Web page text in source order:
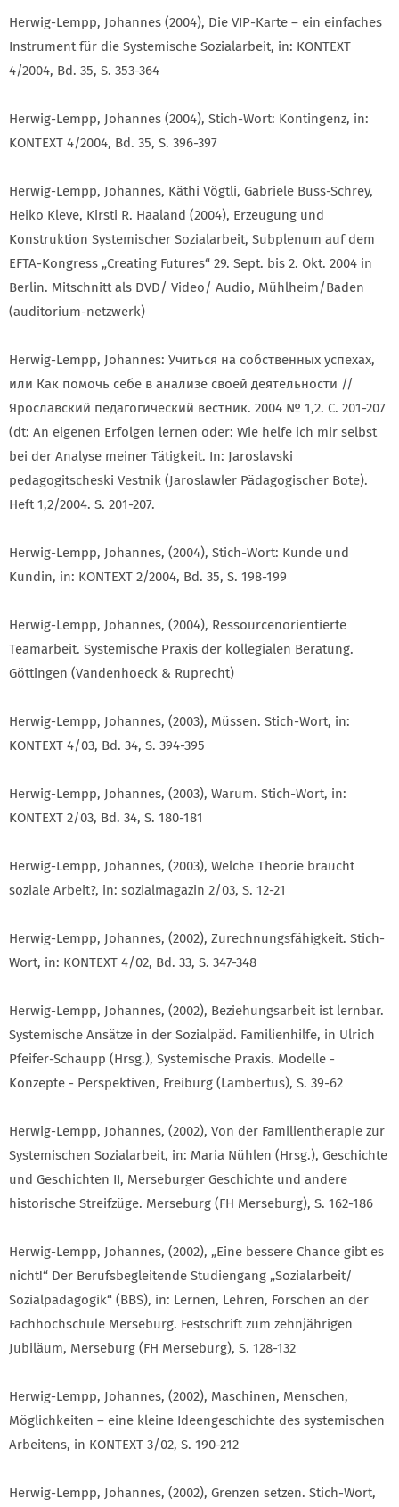
Herwig-Lempp, Johannes (2004), Die VIP-Karte – ein einfaches
Instrument für die Systemische Sozialarbeit, in: KONTEXT
4/2004, Bd. 35, S. 353-364
Herwig-Lempp, Johannes (2004), Stich-Wort: Kontingenz, in:
KONTEXT 4/2004, Bd. 35, S. 396-397
Herwig-Lempp, Johannes, Käthi Vögtli, Gabriele Buss-Schrey,
Heiko Kleve, Kirsti R. Haaland (2004), Erzeugung und
Konstruktion Systemischer Sozialarbeit, Subplenum auf dem
EFTA-Kongress „Creating Futures“ 29. Sept. bis 2. Okt. 2004 in
Berlin. Mitschnitt als DVD/ Video/ Audio, Mühlheim/Baden
(auditorium-netzwerk)
Herwig-Lempp, Johannes: Учиться на собственных успехах,
или Как помочь себе в анализе своей деятельности //
Ярославский педагогический вестник. 2004 № 1,2. С. 201-207
(dt: An eigenen Erfolgen lernen oder: Wie helfe ich mir selbst
bei der Analyse meiner Tätigkeit. In: Jaroslavski
pedagogitscheski Vestnik (Jaroslawler Pädagogischer Bote).
Heft 1,2/2004. S. 201-207.
Herwig-Lempp, Johannes, (2004), Stich-Wort: Kunde und
Kundin, in: KONTEXT 2/2004, Bd. 35, S. 198-199
Herwig-Lempp, Johannes, (2004), Ressourcenorientierte
Teamarbeit. Systemische Praxis der kollegialen Beratung.
Göttingen (Vandenhoeck & Ruprecht)
Herwig-Lempp, Johannes, (2003), Müssen. Stich-Wort, in:
KONTEXT 4/03, Bd. 34, S. 394-395
Herwig-Lempp, Johannes, (2003), Warum. Stich-Wort, in:
KONTEXT 2/03, Bd. 34, S. 180-181
Herwig-Lempp, Johannes, (2003), Welche Theorie braucht
soziale Arbeit?, in: sozialmagazin 2/03, S. 12-21
Herwig-Lempp, Johannes, (2002), Zurechnungsfähigkeit. Stich-
Wort, in: KONTEXT 4/02, Bd. 33, S. 347-348
Herwig-Lempp, Johannes, (2002), Beziehungsarbeit ist lernbar.
Systemische Ansätze in der Sozialpäd. Familienhilfe, in Ulrich
Pfeifer-Schaupp (Hrsg.), Systemische Praxis. Modelle -
Konzepte - Perspektiven, Freiburg (Lambertus), S. 39-62
Herwig-Lempp, Johannes, (2002), Von der Familientherapie zur
Systemischen Sozialarbeit, in: Maria Nühlen (Hrsg.), Geschichte
und Geschichten II, Merseburger Geschichte und andere
historische Streifzüge. Merseburg (FH Merseburg), S. 162-186
Herwig-Lempp, Johannes, (2002), „Eine bessere Chance gibt es
nicht!“ Der Berufsbegleitende Studiengang „Sozialarbeit/
Sozialpädagogik“ (BBS), in: Lernen, Lehren, Forschen an der
Fachhochschule Merseburg. Festschrift zum zehnjährigen
Jubiläum, Merseburg (FH Merseburg), S. 128-132
Herwig-Lempp, Johannes, (2002), Maschinen, Menschen,
Möglichkeiten – eine kleine Ideengeschichte des systemischen
Arbeitens, in KONTEXT 3/02, S. 190-212
Herwig-Lempp, Johannes, (2002), Grenzen setzen. Stich-Wort,